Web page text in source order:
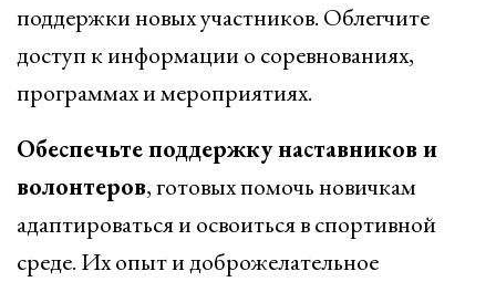
поддержки новых участников. Облегчите
доступ к информации о соревнованиях,
программах и мероприятиях.
Обеспечьте поддержку наставников и
волонтеров, готовых помочь новичкам
адаптироваться и освоиться в спортивной
среде. Их опыт и доброжелательное